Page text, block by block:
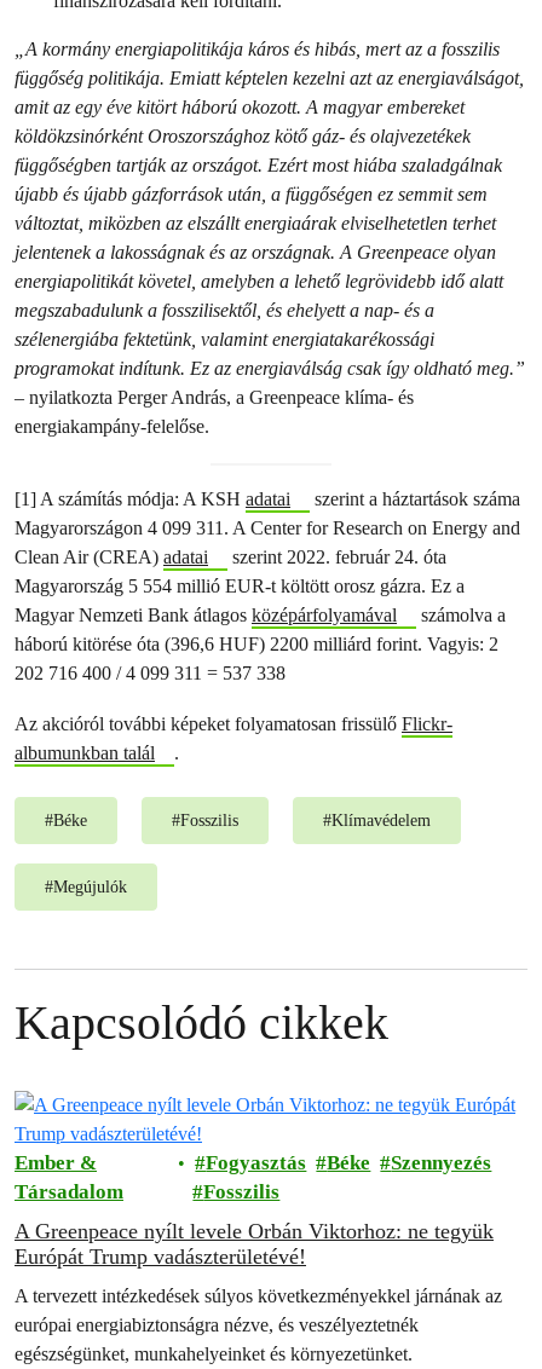
„A kormány energiapolitikája káros és hibás, mert az a fosszilis
függőség politikája. Emiatt képtelen kezelni azt az energiaválságot,
amit az egy éve kitört háború okozott. A magyar embereket
köldökzsinórként Oroszországhoz kötő gáz- és olajvezetékek
függőségben tartják az országot. Ezért most hiába szaladgálnak
újabb és újabb gázforrások után, a függőségen ez semmit sem
változtat, miközben az elszállt energiaárak elviselhetetlen terhet
jelentenek a lakosságnak és az országnak. A Greenpeace olyan
energiapolitikát követel, amelyben a lehető legrövidebb idő alatt
megszabadulunk a fosszilisektől, és ehelyett a nap- és a
szélenergiába fektetünk, valamint energiatakarékossági
programokat indítunk. Ez az energiaválság csak így oldható meg.”
– nyilatkozta Perger András, a Greenpeace klíma- és
energiakampány-felelőse.
[1] A számítás módja: A KSH adatai
szerint a háztartások száma
Magyarországon 4 099 311. A Center for Research on Energy and
Clean Air (CREA) adatai
szerint 2022. február 24. óta
Magyarország 5 554 millió EUR-t költött orosz gázra. Ez a
Magyar Nemzeti Bank átlagos középárfolyamával
számolva a
háború kitörése óta (396,6 HUF) 2200 milliárd forint. Vagyis: 2
202 716 400 / 4 099 311 = 537 338
Az akcióról további képeket folyamatosan frissülő Flickr-
albumunkban talál
.
#Béke #Fosszilis #Klímavédelem
#Megújulók
Kapcsolódó cikkek
Ember &
Társadalom
Fogyasztás Béke
Szennyezés
Fosszilis
A Greenpeace nyílt levele Orbán Viktorhoz: ne tegyük
Európát Trump vadászterületévé!
A tervezett intézkedések súlyos következményekkel járnának az
európai energiabiztonságra nézve, és veszélyeztetnék
egészségünket, munkahelyeinket és környezetünket.